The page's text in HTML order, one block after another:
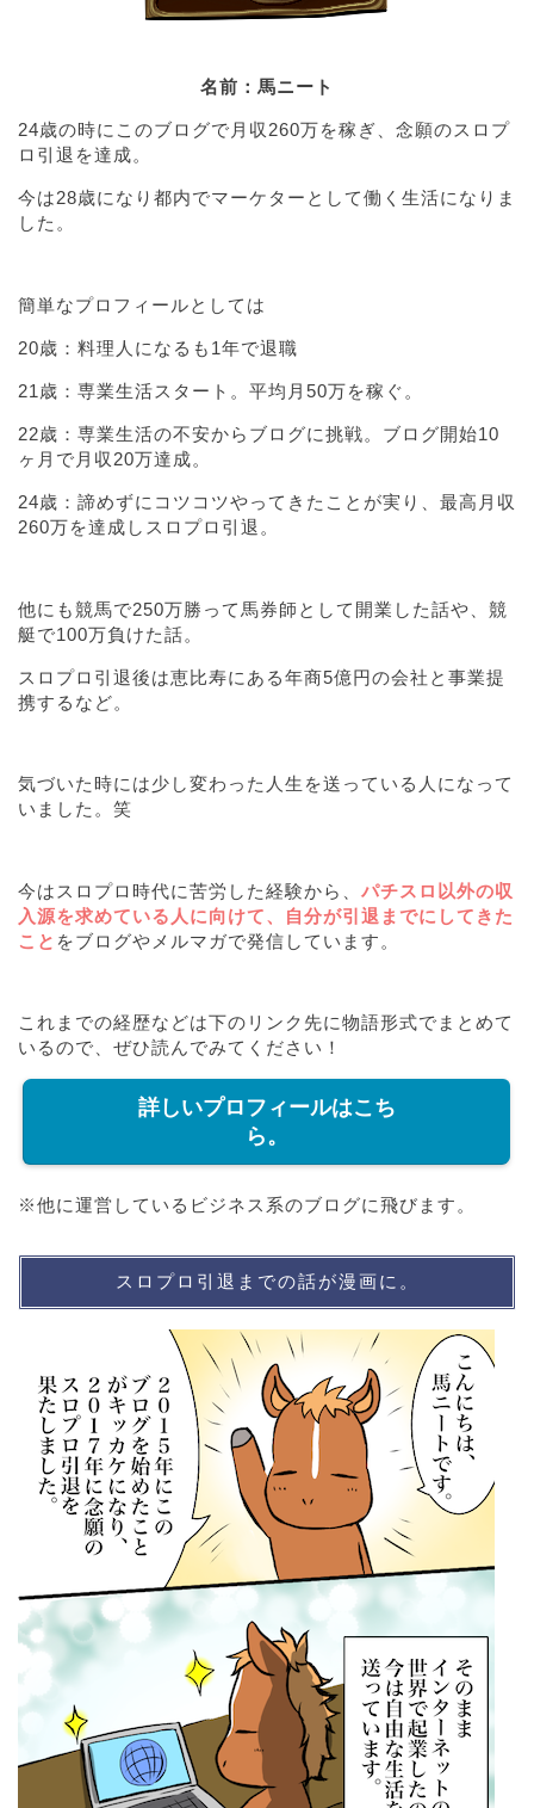
名前：馬ニート
24歳の時にこのブログで月収260万を稼ぎ、念願のスロプ
ロ引退を達成。
今は28歳になり都内でマーケターとして働く生活になりま
した。
簡単なプロフィールとしては
20歳：料理人になるも1年で退職
21歳：専業生活スタート。平均月50万を稼ぐ。
22歳：専業生活の不安からブログに挑戦。ブログ開始10
ヶ月で月収20万達成。
24歳：諦めずにコツコツやってきたことが実り、最高月収
260万を達成しスロプロ引退。
他にも競馬で250万勝って馬券師として開業した話や、競
艇で100万負けた話。
スロプロ引退後は恵比寿にある年商5億円の会社と事業提
携するなど。
気づいた時には少し変わった人生を送っている人になって
いました。笑
今はスロプロ時代に苦労した経験から、 パチスロ以外の収
入源を求めている人に向けて、自分が引退までにしてきた
こと をブログやメルマガで発信しています。
これまでの経歴などは下のリンク先に物語形式でまとめて
いるので、ぜひ読んでみてください！
詳しいプロフィールはこち
ら。
※他に運営しているビジネス系のブログに飛びます。
スロプロ引退までの話が漫画に。